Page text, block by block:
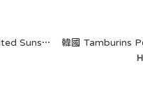
韓國 Tamburins Perfume Limited Sunshine 45mL